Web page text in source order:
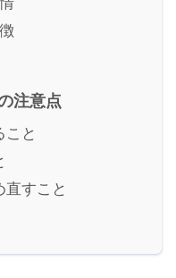
注意点
こと
直すこと